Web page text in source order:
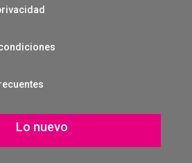
Lo nuevo